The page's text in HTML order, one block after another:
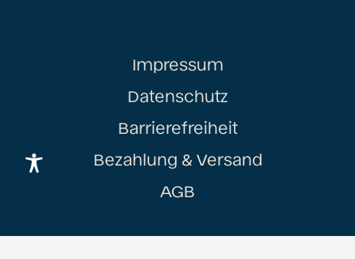
Impressum
Datenschutz
Barrierefreiheit
Bezahlung & Versand
AGB